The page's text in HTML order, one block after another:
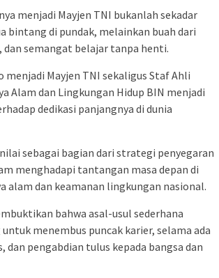
menjadi Mayjen TNI bukanlah sekadar
bintang di pundak, melainkan buah dari
semangat belajar tanpa henti.
menjadi Mayjen TNI sekaligus Staf Ahli
Alam dan Lingkungan Hidup BIN menjadi
dedikasi panjangnya di dunia
sebagai bagian dari strategi penyegaran
menghadapi tantangan masa depan di
alam dan keamanan lingkungan nasional.
bahwa asal-usul sederhana
menembus puncak karier, selama ada
dan pengabdian tulus kepada bangsa dan